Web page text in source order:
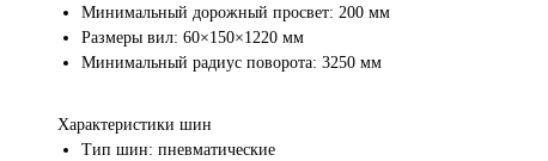
Минимальный дорожный просвет: 200 мм
Размеры вил: 60×150×1220 мм
Минимальный радиус поворота: 3250 мм
Характеристики шин
Тип шин: пневматические